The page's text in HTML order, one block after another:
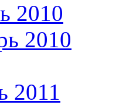
2010
2010
2011